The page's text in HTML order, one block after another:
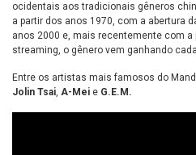
ocidentais aos tradicionais gêneros
a partir dos anos 1970, com a abertura
anos 2000 e, mais recentemente com
streaming, o gênero vem ganhando
Entre os artistas mais famosos do
Jolin Tsai, A-Mei e G.E.M.